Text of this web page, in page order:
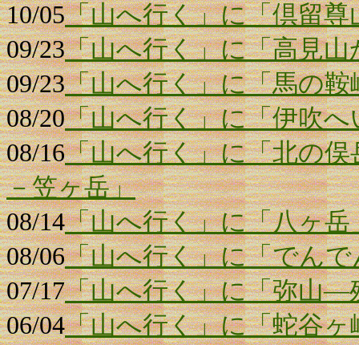
10/05「山へ行く」に「倶留尊
09/23「山へ行く」に「高見山
09/23「山へ行く」に「馬の
08/20「山へ行く」に「伊吹
08/16「山へ行く」に「北の
－笠ヶ岳」
08/14「山へ行く」に「八ヶ岳
08/06「山へ行く」に「でん
07/17「山へ行く」に「弥山―
06/04「山へ行く」に「蛇谷